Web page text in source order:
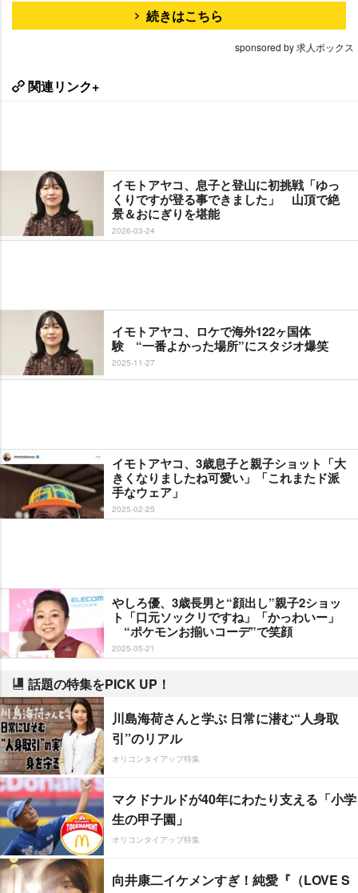
続きはこちら
sponsored by 求人ボックス
関連リンク+
イモトアヤコ、息子と登山に初挑戦「ゆっ
くりですが登る事できました」 山頂で絶
景＆おにぎりを堪能
2026-03-24
イモトアヤコ、ロケで海外122ヶ国体
験 “一番よかった場所”にスタジオ爆笑
2025-11-27
イモトアヤコ、3歳息子と親子ショット「大
きくなりましたね可愛い」「これまたド派
手なウェア」
2025-02-25
しろ優、3歳長男と“顔出し”親子2ショッ
ト「口元ソックリですね」「かっわいー」
“ポケモンお揃いコーデ”で笑顔
2025-05-21
話題の特集をPICK UP！
川島海荷さんと学ぶ 日常に潜む“人身取
引”のリアル
オリコンタイアップ特集
マクドナルドが40年にわたり支える「小学
生の甲子園」
オリコンタイアップ特集
向井康二イケメンすぎ！純愛『（LOVE S